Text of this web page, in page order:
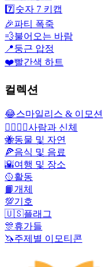
7️⃣ 숫자 7 키캡
🎉파티 폭죽
💨불어오는 바람
📍둥근 압정
❤️빨간색 하트
컬렉션
😂스마일리스 & 이모션
👩‍❤️‍💋‍👨사람과 신체
🐝동물 및 자연
🍕음식 및 음료
🌇여행 및 장소
🥎활동
📙개체
💯기호
🇺🇸플래그
🎊휴가들
🦄주제별 이모티콘